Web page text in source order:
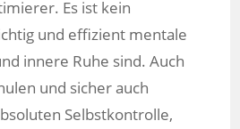
Es ist kein
und effizient mentale
innere Ruhe sind. Auch
und sicher auch
Selbstkontrolle,